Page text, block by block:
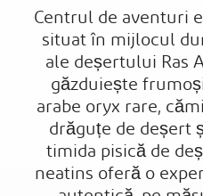
Centrul de aventuri
situat în mijlocul
ale deșertului Ras
găzduiește
arabe oryx rare,
drăguțe de deșert
timida pisică de
neatins oferă o